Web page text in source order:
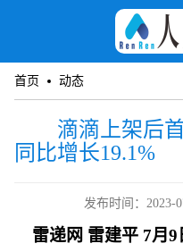
首页 动态
滴滴上架后
同比增长19.1%
发布时间：2023-
雷递网 雷建平 7月9